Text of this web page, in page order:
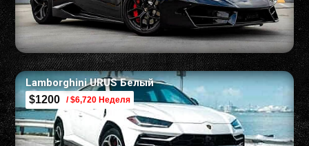
Lamborghini URUS Белый
$1200 / $6,720 Неделя